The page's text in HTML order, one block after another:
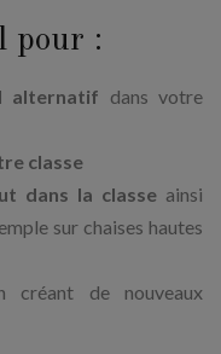
pour :
alternatif dans votre
classe
dans la classe ainsi
sur chaises hautes
créant de nouveaux